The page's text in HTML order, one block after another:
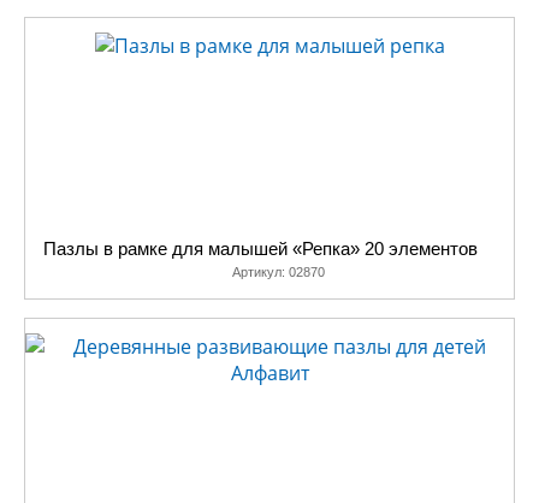
Пазлы в рамке для малышей «Репка» 20 элементов
Артикул: 02870